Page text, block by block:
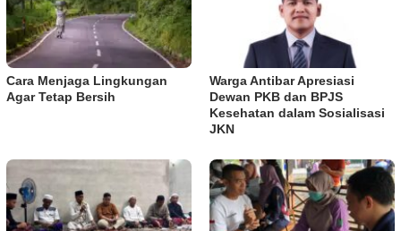
Cara Menjaga Lingkungan
Agar Tetap Bersih
Warga Antibar Apresiasi
Dewan PKB dan BPJS
Kesehatan dalam Sosialisasi
JKN